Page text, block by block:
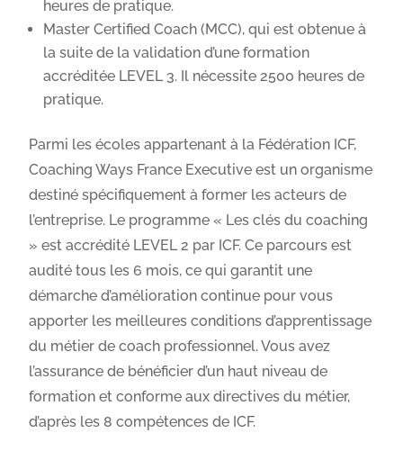
heures de pratique.
Master Certified Coach (MCC), qui est obtenue à
la suite de la validation d’une formation
accréditée LEVEL 3. Il nécessite 2500 heures de
pratique.
Parmi les écoles appartenant à la Fédération ICF,
Coaching Ways France Executive est un organisme
destiné spécifiquement à former les acteurs de
l’entreprise. Le programme « Les clés du coaching
» est accrédité LEVEL 2 par ICF. Ce parcours est
audité tous les 6 mois, ce qui garantit une
démarche d’amélioration continue pour vous
apporter les meilleures conditions d’apprentissage
du métier de coach professionnel. Vous avez
l’assurance de bénéficier d’un haut niveau de
formation et conforme aux directives du métier,
d’après les 8 compétences de ICF.